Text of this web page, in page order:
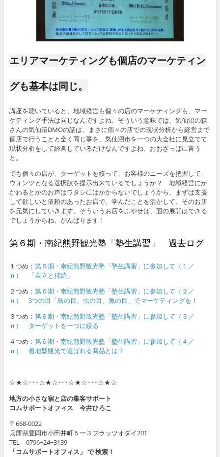
エリアマーケティングも個店のマーケティン
グも基本は同じ。
講座を聴いていると、地域経営も個々の店のマーケティングも、マー
ケティング手法は同じなんですよね。そういう意味では、気仙沼の森
さんの気仙沼DMOの話は、まさに個々の店での現状分析から経営まで
個店で行うことと全く同じ事を、気仙沼市を一つの大会社に見立てて
現状分析をして経営しているだけなんですよね、おおざっぱに言う
と。
でも個々の店が、ターゲットを絞って、お客様のニーズを把握して、
ウォンツとなる選択肢を提示出来ているでしょうか？ 地域経営にか
かわるとかのお声はワタシにはかからないでしょうから、まずは支援
して欲しいと依頼のあったお店で、学んだことを活かして、そのお店
を元気にしていきます。そういうお店をふやせば、面の展開はできる
でしょうからね。がんばります！
第６期・南紀熊野観光塾「塾生講習」 過去ログ
１つめ： 第６期・南紀熊野観光塾「塾生講習」に参加して（１／
ｎ） 「自立と持続」
２つめ： 第６期・南紀熊野観光塾「塾生講習」に参加して（２／
ｎ） 3つの目「鳥の目、虫の目、魚の目」でマーケティングを！
３つめ： 第６期・南紀熊野観光塾「塾生講習」に参加して（３／
ｎ） ターゲットを一つに絞る
４つめ： 第６期・南紀熊野観光塾「塾生講習」に参加して（４／
ｎ） 着地型観光で選ばれる商品とは？
☆★☆･･･☆★☆･･･☆★☆･･･☆★☆
地方の小さな宿と店の集客サポート
コムサポートオフィス 今井ひろこ
〒668-0022
兵庫県豊岡市小田井町５ー３フラッツオダイ201
TEL 0796−24−3139
「コムサポートオフィス」 で 検索！